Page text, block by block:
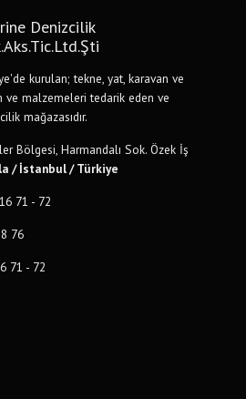
Denizcilik
kurulan; tekne, yat, karavan ve
ve malzemeleri tedarik eden ve
mağazasıdır.
Bölgesi, Harmandalı Sok. Özek İş
/ İstanbul / Türkiye
71 - 72
76
71 - 72